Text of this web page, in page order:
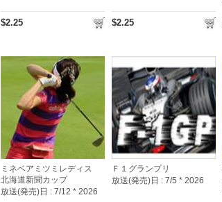
$2.25 $2.25
ミネベアミツミレディス
北海道新聞カップ
放送(発売)日 : 7/12 * 2026
Ｆ１グランプリ
放送(発売)日 : 7/5 * 2026